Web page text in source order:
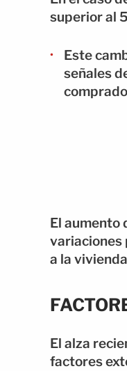
superior al
Este
señales
El aumento
variaciones
a la
El alza
factores